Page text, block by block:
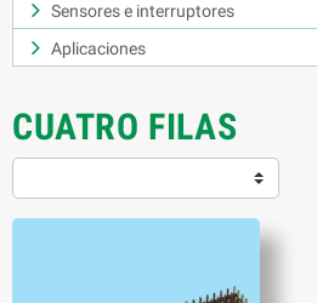
Sensores e interruptores
Aplicaciones
CUATRO FILAS